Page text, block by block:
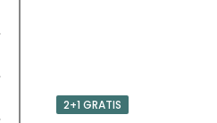
2+1 GRATIS